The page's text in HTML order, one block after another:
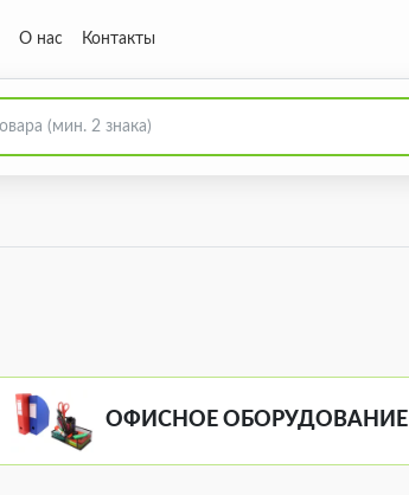
О нас Контакты
ОФИСНОЕ ОБОРУДОВАНИЕ